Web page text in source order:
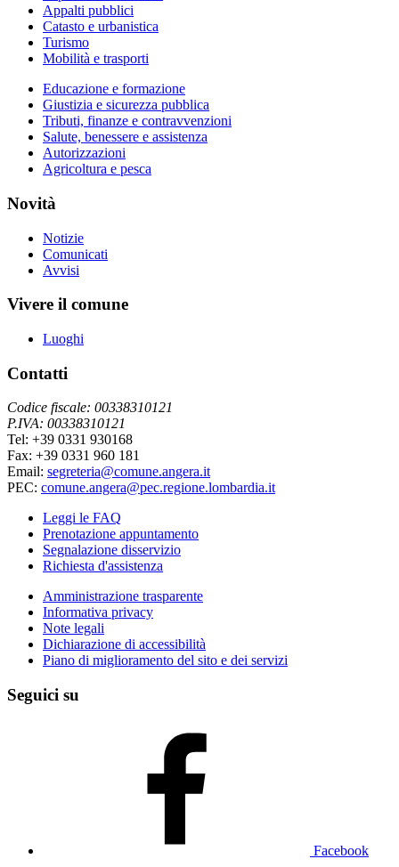
Appalti pubblici
Catasto e urbanistica
Turismo
Mobilità e trasporti
Educazione e formazione
Giustizia e sicurezza pubblica
Tributi, finanze e contravvenzioni
Salute, benessere e assistenza
Autorizzazioni
Agricoltura e pesca
Novità
Notizie
Comunicati
Avvisi
Vivere il comune
Luoghi
Contatti
Codice fiscale: 00338310121
P.IVA: 00338310121
Tel: +39 0331 930168
Fax: +39 0331 960 181
Email: segreteria@comune.angera.it
PEC: comune.angera@pec.regione.lombardia.it
Leggi le FAQ
Prenotazione appuntamento
Segnalazione disservizio
Richiesta d'assistenza
Amministrazione trasparente
Informativa privacy
Note legali
Dichiarazione di accessibilità
Piano di miglioramento del sito e dei servizi
Seguici su
Facebook